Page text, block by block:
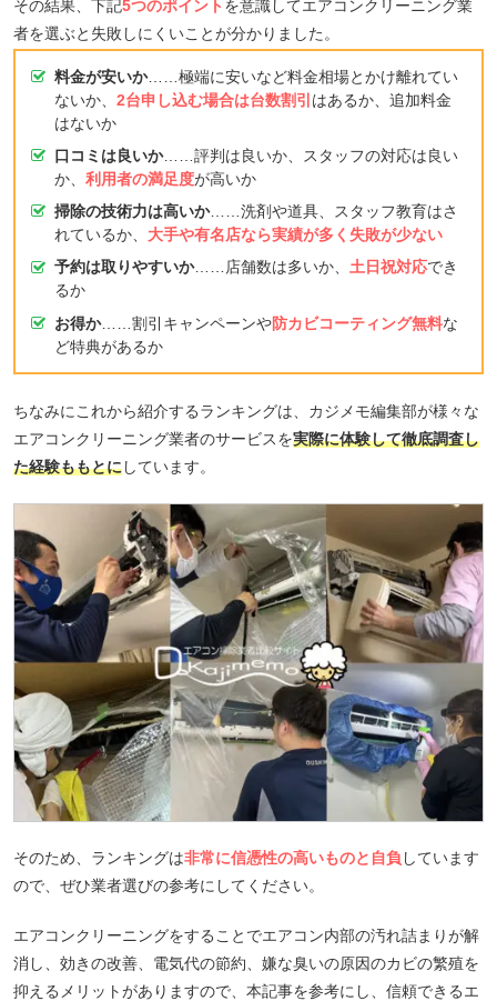
その結果、下記5つのポイント を意識してエアコンクリーニング業
者を選ぶと失敗しにくいことが分かりました。
料金が安いか……極端に安いなど料金相場とかけ離れてい
ないか、 2台申し込む場合は台数割引はあるか、追加料金
はないか
口コミは良いか……評判は良いか、スタッフの対応は良い
か、 利用者の満足度が高いか
掃除の技術力は高いか……洗剤や道具、スタッフ教育はさ
れているか、 大手や有名店なら実績が多く失敗が少ない
予約は取りやすいか……店舗数は多いか、 土日祝対応でき
るか
お得か……割引キャンペーンや防カビコーティング無料な
ど特典があるか
ちなみにこれから紹介するランキングは、カジメモ編集部が様々な
エアコンクリーニング業者のサービスを実際に体験して徹底調査し
た経験ももとにしています。
そのため、ランキングは非常に信憑性の高いものと自負 しています
ので、ぜひ業者選びの参考にしてください。
エアコンクリーニングをすることでエアコン内部の汚れ詰まりが解
消し、効きの改善、電気代の節約、嫌な臭いの原因のカビの繁殖を
抑えるメリットがありますので、本記事を参考にし、信頼できるエ